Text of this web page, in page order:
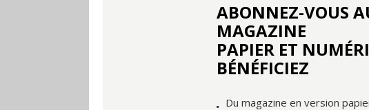
ABONNEZ-VOUS
MAGAZINE
PAPIER ET
BÉNÉFICIEZ
Du magazine en version